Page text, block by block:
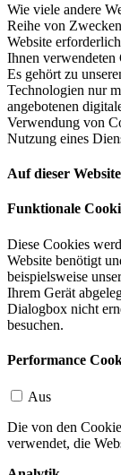
Wie viele andere
Reihe von
Website
Ihnen verwendeten
Es gehört zu
Technologien nur
angebotenen
Verwendung von
Nutzung eines
Auf dieser
Funktionale
Diese Cookies
Website benötigt
beispielsweise
Ihrem Gerät
Dialogbox nicht
besuchen.
Performance
Aus
Die von den
verwendet, die